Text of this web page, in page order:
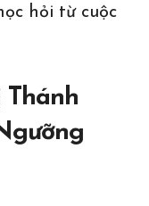
hỏi từ cuộc
Thánh